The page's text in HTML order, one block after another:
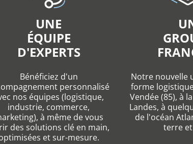
UNE
ÉQUIPE
D'EXPERTS
Bénéficiez d'un
personnalisé
nos équipes (logistique,
industrie, commerce,
à même de vous
des solutions clé en main,
et sur-mesure.
Notre nouvelle
forme
Vendée (85), à
Landes, à
de l'océan
terre